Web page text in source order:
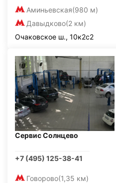
Аминьевская(980 м)
Давыдково(2 км)
Очаковское ш., 10к2с2
Сервис Солнцево
+7 (495) 125-38-41
Говорово(1,35 км)